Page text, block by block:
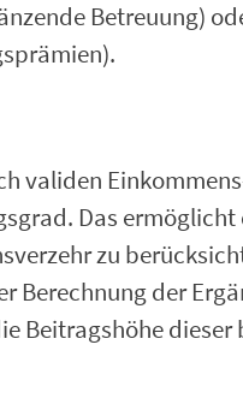
Betreuung)
validen
Das ermöglicht
zu
Berechnung der
Beitragshöhe